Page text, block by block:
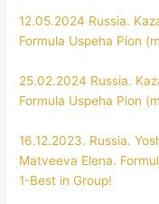
12.05.2024 Russia.
Formula Uspeha Pion
25.02.2024 Russia.
Formula Uspeha Pion
16.12.2023. Russia.
Matveeva Elena.
1-Best in Group!